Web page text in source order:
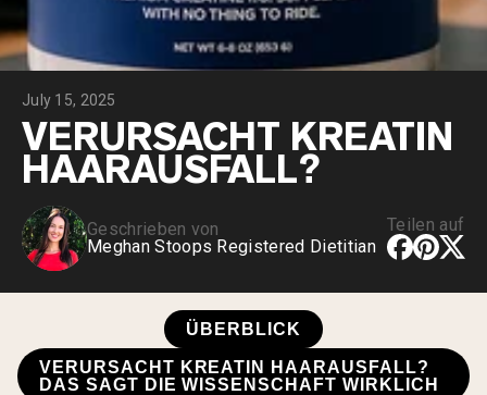
July 15, 2025
VERURSACHT KREATIN
HAARAUSFALL?
Geschrieben von
Meghan Stoops Registered Dietitian
Teilen auf
ÜBERBLICK
VERURSACHT KREATIN HAARAUSFALL?
DAS SAGT DIE WISSENSCHAFT WIRKLICH